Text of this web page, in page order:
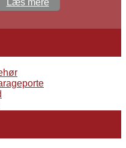
Læs mere